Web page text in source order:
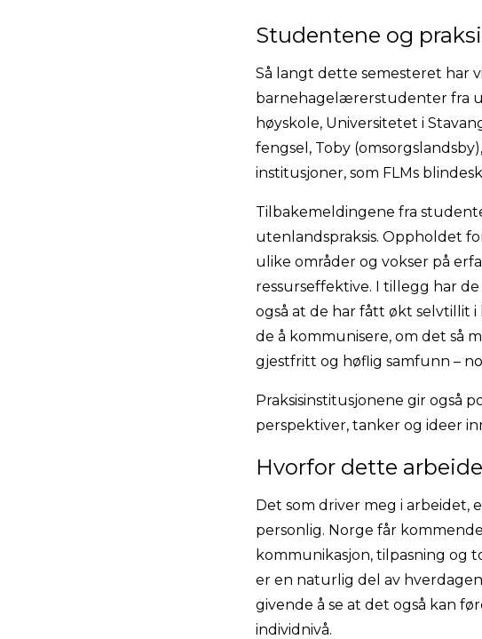
Studentene og
Så langt dette semesteret
barnehagelærerstudenter fra
høyskole, Universitetet i
fengsel, Toby
institusjoner, som FLMs
Tilbakemeldingene fra
utenlandspraksis. Oppholdet
ulike områder og vokser på
ressurseffektive. I tillegg har
også at de har fått økt selvtillit i
de å kommunisere, om det så
gjestfritt og høflig samfunn –
Praksisinstitusjonene gir også
perspektiver, tanker og ideer
Hvorfor dette
Det som driver meg i
personlig. Norge får
kommunikasjon, tilpasning og
er en naturlig del av
givende å se at det også kan
individnivå.